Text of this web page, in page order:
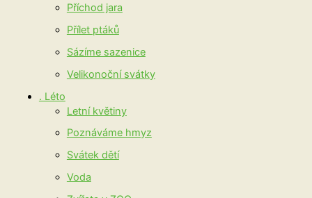
Příchod jara
Přílet ptáků
Sázíme sazenice
Velikonoční svátky
. Léto
Letní květiny
Poznáváme hmyz
Svátek dětí
Voda